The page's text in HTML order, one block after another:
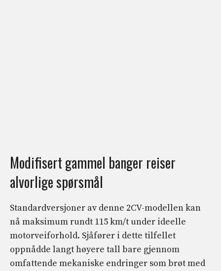
Modifisert gammel banger reiser
alvorlige spørsmål
Standardversjoner av denne 2CV-modellen kan
nå maksimum rundt 115 km/t under ideelle
motorveiforhold. Sjåfører i dette tilfellet
oppnådde langt høyere tall bare gjennom
omfattende mekaniske endringer som brøt med